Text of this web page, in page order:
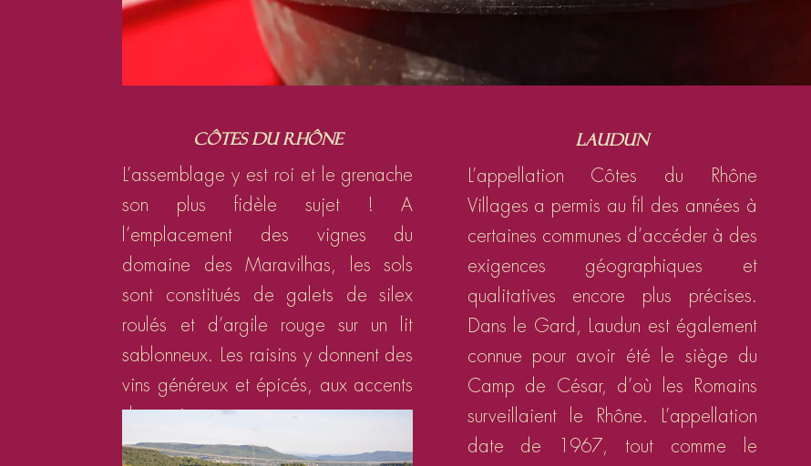
Côtes du Rhône
L’assemblage y est roi et le grenache
son plus fidèle sujet ! A
l’emplacement des vignes du
domaine des Maravilhas, les sols
sont constitués de galets de silex
roulés et d’argile rouge sur un lit
sablonneux. Les raisins y donnent des
vins généreux et épicés, aux accents
de garrigue.
Laudun
L’appellation Côtes du Rhône
Villages a permis au fil des années à
certaines communes d’accéder à des
exigences géographiques et
qualitatives encore plus précises.
Dans le Gard, Laudun est également
connue pour avoir été le siège du
Camp de César, d’où les Romains
surveillaient le Rhône. L’appellation
date de 1967, tout comme le